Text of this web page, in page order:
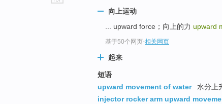
向上运动
... upward force；向上的力 upward
基于50个网页-相关网页
起来
短语
upward movement of water
水分上
injector rocker arm upward